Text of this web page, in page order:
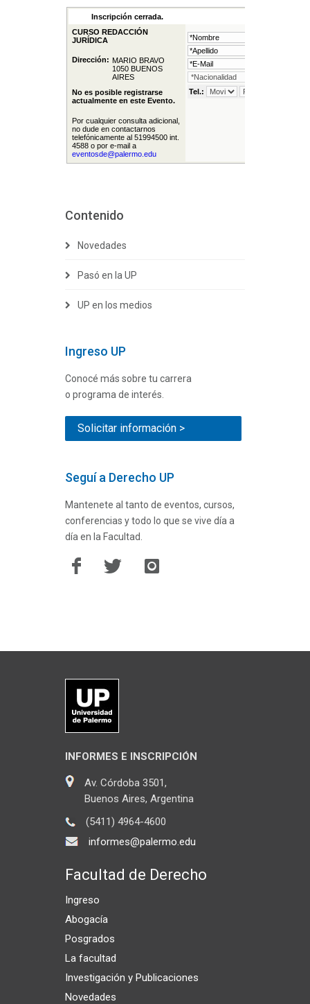
Contenido
Novedades
Pasó en la UP
UP en los medios
Ingreso UP
Conocé más sobre tu carrera
o programa de interés.
Solicitar información >
Seguí a Derecho UP
Mantenete al tanto de eventos, cursos,
conferencias y todo lo que se vive día a
día en la Facultad.
INFORMES E INSCRIPCIÓN
Av. Córdoba 3501,
Buenos Aires, Argentina
(5411) 4964-4600
informes@palermo.edu
Facultad de Derecho
Ingreso
Abogacía
Posgrados
La facultad
Investigación y Publicaciones
Novedades